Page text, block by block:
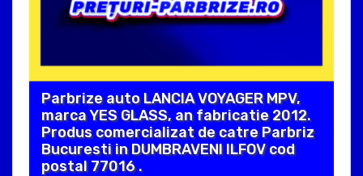
Parbrize auto LANCIA VOYAGER MPV,
marca YES GLASS, an fabricatie 2012.
Produs comercializat de catre Parbriz
Bucuresti in DUMBRAVENI ILFOV cod
postal 77016 .